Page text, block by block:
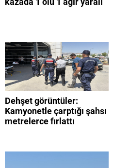
Dehşet görüntüler:
Kamyonetle çarptığı şahsı
metrelerce fırlattı